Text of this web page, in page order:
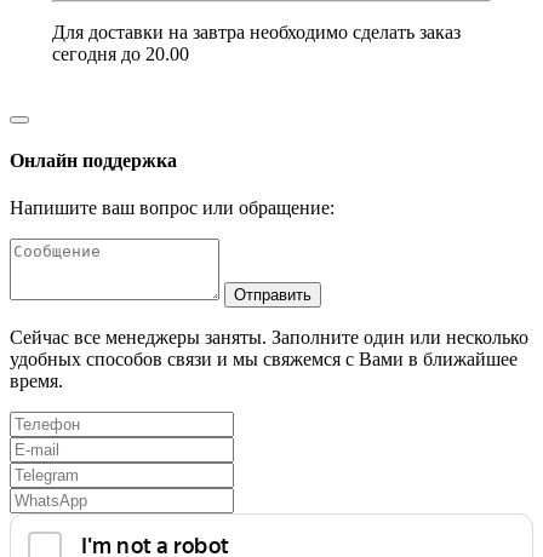
Для доставки на завтра необходимо сделать заказ
сегодня до 20.00
Онлайн поддержка
Напишите ваш вопрос или обращение:
Отправить
Сейчас все менеджеры заняты. Заполните один или несколько
удобных способов связи и мы свяжемся с Вами в ближайшее
время.